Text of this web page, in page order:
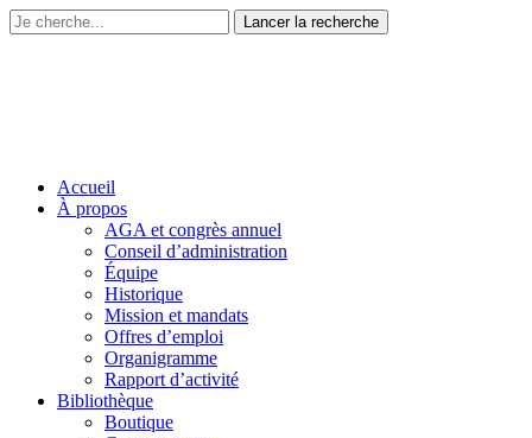
Accueil
À propos
AGA et congrès annuel
Conseil d’administration
Équipe
Historique
Mission et mandats
Offres d’emploi
Organigramme
Rapport d’activité
Bibliothèque
Boutique